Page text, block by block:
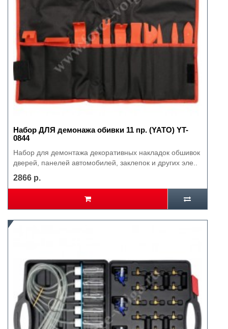
Набор ДЛЯ демонажа обивки 11 пр. (YATO) YT-
0844
Набор для демонтажа декоративных накладок обшивок
дверей, панелей автомобилей, заклепок и других эле..
2866 р.